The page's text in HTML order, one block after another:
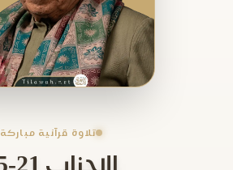
تلاوة قرآنية مباركة
الاحزاب 21-35